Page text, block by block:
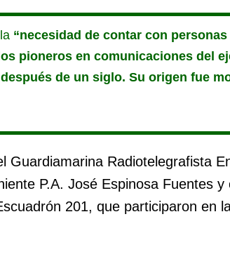
“necesidad de contar con
pioneros en comunicaciones del
después de un siglo. Su origen fue
Guardiamarina Radiotelegrafista
P.A. José Espinosa Fuentes
201, que participaron en